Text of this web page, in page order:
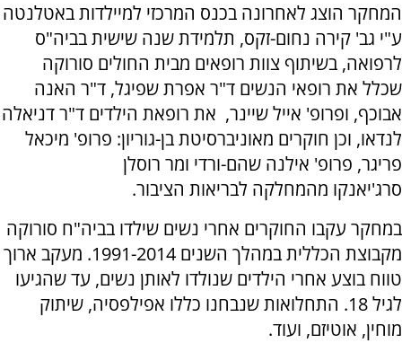
המחקר הוצג לאחרונה בכנס המרכזי למיילדות באטלנטה
ע"י גב' קירה נחום-זקס, תלמידת שנה שישית בביה"ס
לרפואה, בשיתוף צוות רופאים מבית החולים סורוקה
שכלל את רופאי הנשים ד"ר אפרת שפיגל, ד"ר האנה
אבוכף, ופרופ' אייל שיינר, את רופאת הילדים ד"ר דניאלה
לנדאו, וכן חוקרים מאוניברסיטת בן-גוריון: פרופ' מיכאל
פריגר, פרופ' אילנה שהם-ורדי ומר רוסלן
סרג'יאנקו מהמחלקה לבריאות הציבור.
במחקר עקבו החוקרים אחרי נשים שילדו בביה"ח סורוקה
מקבוצת הכללית במהלך השנים 1991-2014. מעקב ארוך
טווח בוצע אחרי הילדים שנולדו לאותן נשים, עד שהגיעו
לגיל 18. התחלואות שנבחנו כללו אפילפסיה, שיתוק
מוחין, אוטיזם, ועוד.